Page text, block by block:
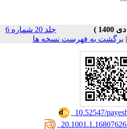
جلد 20 شماره 6
به فهرست نسخه ها
10.52547/